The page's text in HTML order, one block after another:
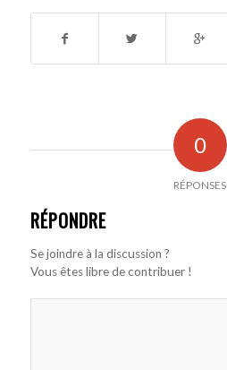
0
RÉPONSES
RÉPONDRE
Se joindre à la discussion ?
Vous êtes libre de contribuer !